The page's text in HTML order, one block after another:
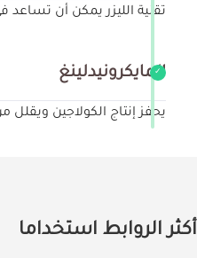
تقنية الليزر يمكن أن
المايكرونيدلينغ
يحفز إنتاج الكولاجين
أكثر الروابط استخداما